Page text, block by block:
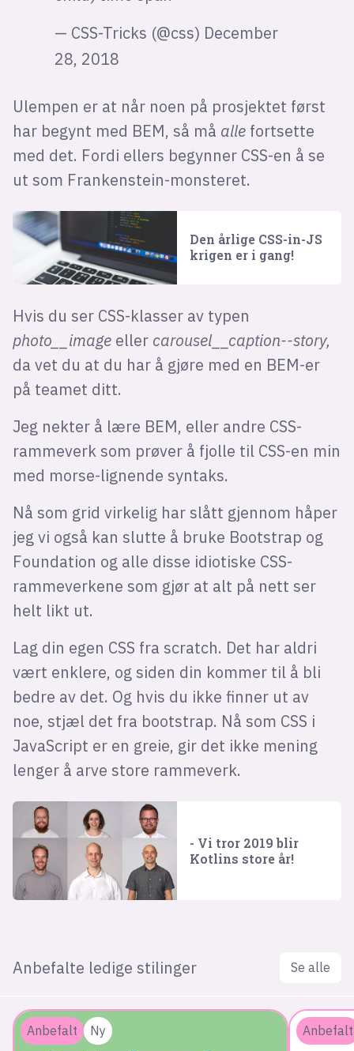
— CSS-Tricks (@css) December
28, 2018
Ulempen er at når noen på prosjektet først
har begynt med BEM, så må alle fortsette
med det. Fordi ellers begynner CSS-en å se
ut som Frankenstein-monsteret.
Den årlige CSS-in-JS
krigen er i gang!
Hvis du ser CSS-klasser av typen
photo__imageeller carousel__caption--story,
da vet du at du har å gjøre med en BEM-er
på teamet ditt.
Jeg nekter å lære BEM, eller andre CSS-
rammeverk som prøver å fjolle til CSS-en min
med morse-lignende syntaks.
Nå som grid virkelig har slått gjennom håper
jeg vi også kan slutte å bruke Bootstrap og
Foundation og alle disse idiotiske CSS-
rammeverkene som gjør at alt på nett ser
helt likt ut.
Lag din egen CSS fra scratch. Det har aldri
vært enklere, og siden din kommer til å bli
bedre av det. Og hvis du ikke finner ut av
noe, stjæl det fra bootstrap. Nå som CSS i
JavaScript er en greie, gir det ikke mening
lenger å arve store rammeverk.
- Vi tror 2019 blir
Kotlins store år!
Anbefalte ledige stilinger Se alle
Anbefalt Ny Anbefalt